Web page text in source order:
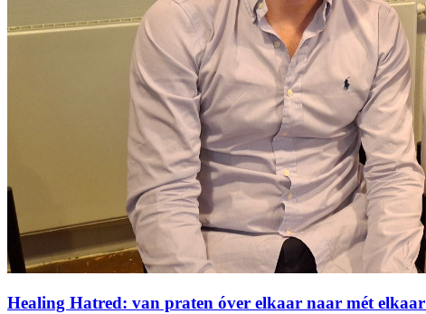
Healing Hatred: van praten óver elkaar naar mét elkaar